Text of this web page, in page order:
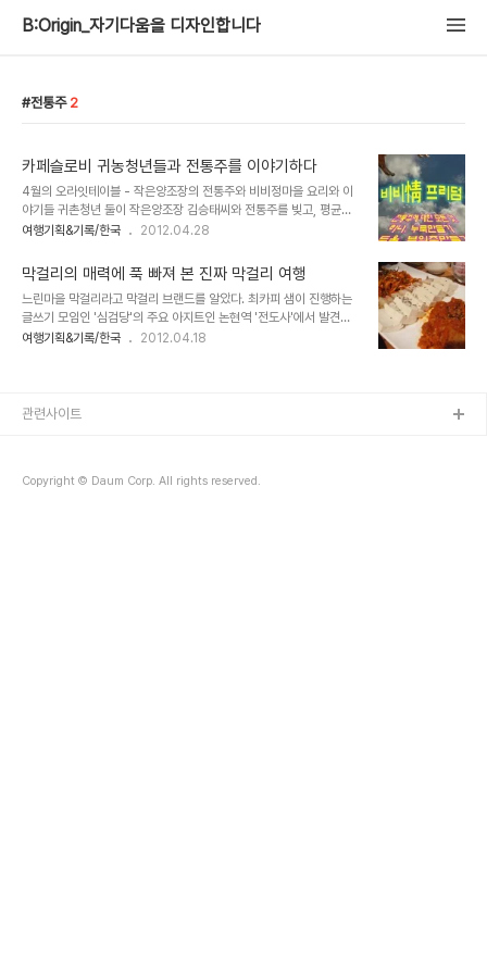
B:Origin_자기다움을 디자인합니다
전통주 2
카페슬로비 귀농청년들과 전통주를 이야기하다
4월의 오라잇테이블 - 작은양조장의 전통주와 비비정마을 요리와 이
야기들 귀촌청년 둘이 작은양조장 김승태씨와 전통주를 빚고, 평균나
이 70세인 어머니!들에게 마을의 요리비법을 전수받기 시작했습니다.
와 맛이 궁금하던 슬로비를 위해 청년들과 김승태씨가 잘익은 마을의
전통주를 들고 상경합니다. 카페 슬로비에서 전북 완주의 비비정마을
의 귀농 청년들과 함께 진행한 테이블 이벤트다. 이들의 비비정 프리덤
프로젝트에 청년의 즐거움을 발견하고 눈여겨 보던 차. 이런 기회는 냅
다 신청. 왼쪽 비비정 마을문화콘텐츠 기획매니저이자 Up-cycle 예
여행기획&기록/한국 2012.04.28
막걸리의 매력에 푹 빠져 본 진짜 막걸리 여행
느린마을 막걸리라고 막걸리 브랜드를 알았다. 최카피 샘이 진행하는
글쓰기 모임인 '심검당'의 주요 아지트인 논현역 '전도사'에서 발견했
다. 연약한 미각을 타고난지라 술이라면 일단 혀끝에서부서 저항하는
원칙이라 딱 3병을 가지고 열대여섯명이 맛만보는 상황이었다. 유행
신청했고 지난 토요일 다녀왔다. 그날의 후기는 오늘..
여행기획&기록/한국 2012.04.18
Copyright © Daum Corp. All rights reserved.
관련사이트